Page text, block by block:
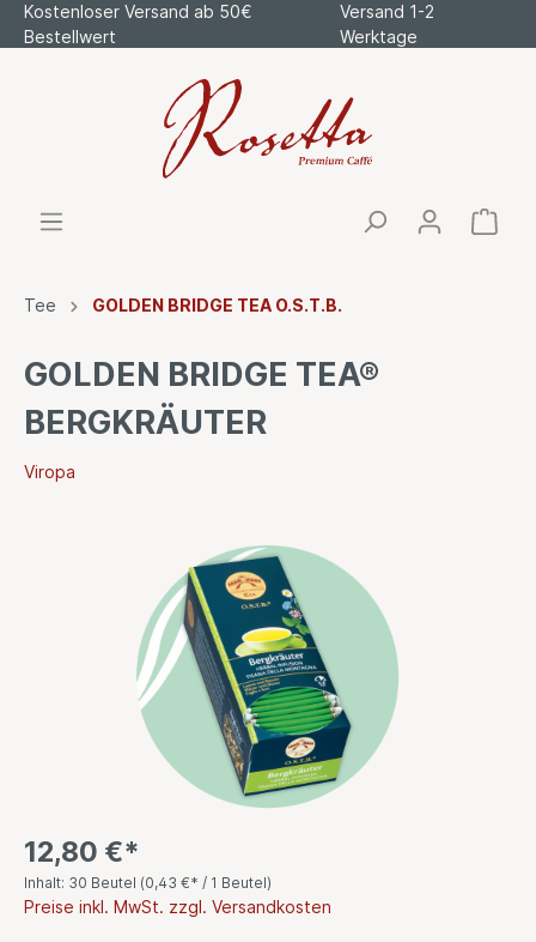
Kostenloser Versand ab 50€
Bestellwert
Versand 1-2
Werktage
Tee GOLDEN BRIDGE TEA O.S.T.B.
GOLDEN BRIDGE TEA®
BERGKRÄUTER
Viropa
12,80 €*
Inhalt: 30 Beutel (0,43 €* / 1 Beutel)
Preise inkl. MwSt. zzgl. Versandkosten